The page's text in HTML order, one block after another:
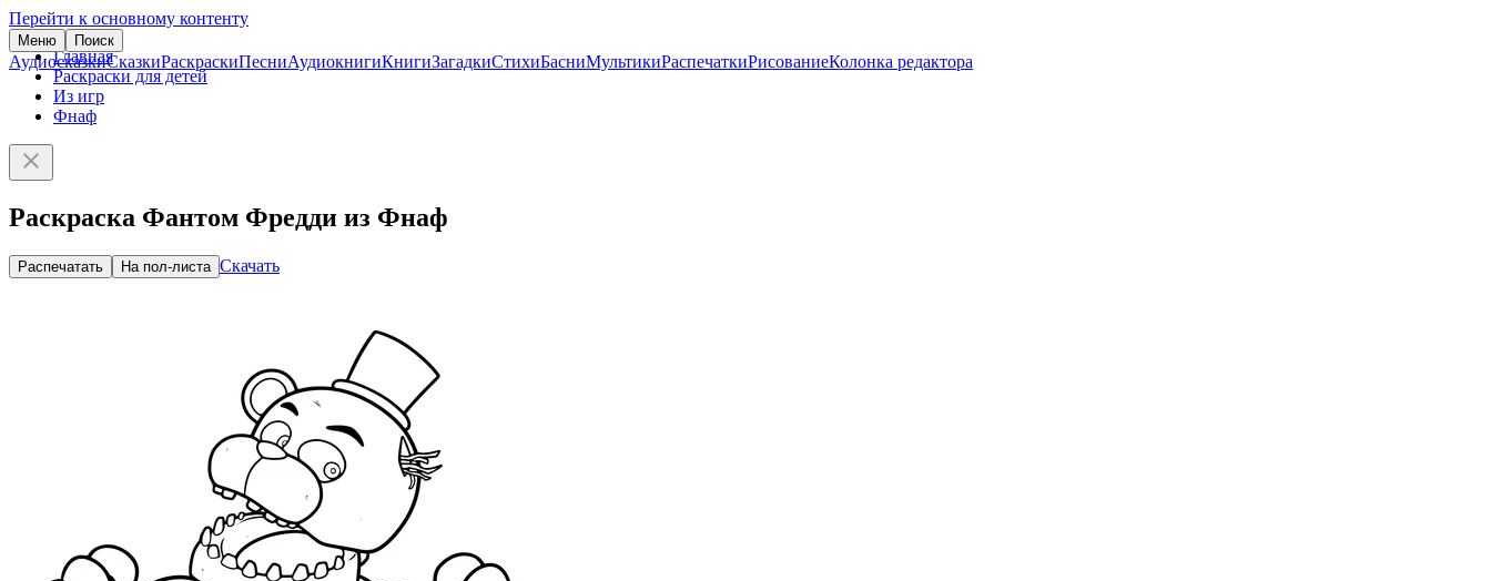
Перейти к основному контенту
Меню Поиск
АудиосказкиСказкиРаскраскиПесниАудиокнигиКнигиЗагадкиСтихиБасниМультикиРаспечаткиРисованиеКолонка редактора
Главная
Раскраски для детей
Из игр
Фнаф
Раскраска Фантом Фредди из Фнаф
Распечатать На пол-листа Скачать